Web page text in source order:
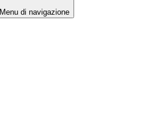
Menu di navigazione